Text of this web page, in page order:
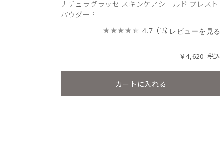
ナチュラグラッセ スキンケアシールド プレスト
パウダーP
4.7 （15） レビューを見る
￥4,620
カートに入れる